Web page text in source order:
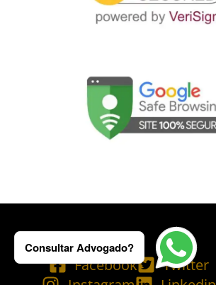
Facebook
Twitter
Consultar Advogado?